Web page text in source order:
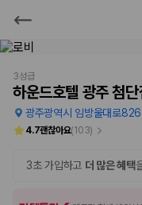
하운드호텔 광
2000만 이용고객이 선택한
3성급
하운드호텔 광주 첨단
광주광역시 임방울대로
4.7괜찮아요(103)
3초 가입하고 더 많은 혜택